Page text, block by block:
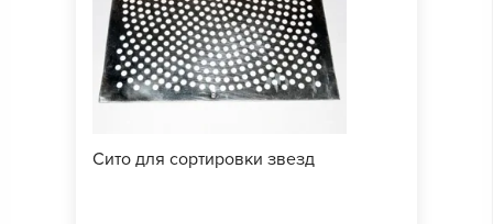
Сито для сортировки звезд